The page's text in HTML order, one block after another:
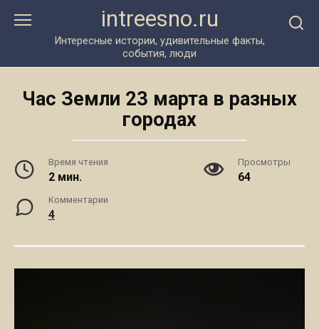
intreesno.ru
Интересные истории, удивительные факты,
события, люди
Час Земли 23 марта в разных
городах
Время чтения
2 мин.
Просмотры
64
Комментарии
4